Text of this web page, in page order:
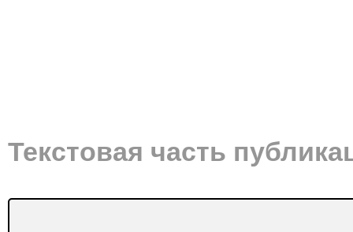
Текстовая часть